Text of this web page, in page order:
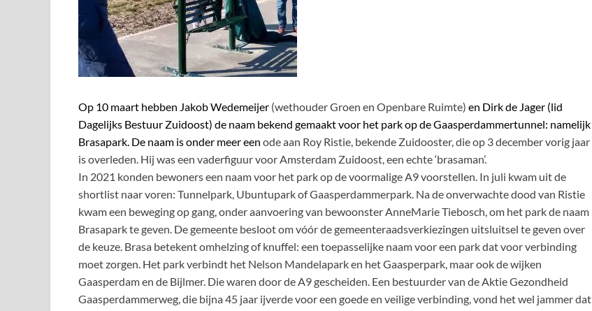
Op 10 maart hebben Jakob Wedemeijer (wethouder Groen en Openbare Ruimte) en Dirk de Jager (lid
Dagelijks Bestuur Zuidoost) de naam bekend gemaakt voor het park op de Gaasperdammertunnel: namelijk
Brasapark. De naam is onder meer een ode aan Roy Ristie, bekende Zuidooster, die op 3 december vorig jaar
is overleden. Hij was een vaderfiguur voor Amsterdam Zuidoost, een echte ‘brasaman’.
In 2021 konden bewoners een naam voor het park op de voormalige A9 voorstellen. In juli kwam uit de
shortlist naar voren: Tunnelpark, Ubuntupark of Gaasperdammerpark. Na de onverwachte dood van Ristie
kwam een beweging op gang, onder aanvoering van bewoonster AnneMarie Tiebosch, om het park de naam
Brasapark te geven. De gemeente besloot om vóór de gemeenteraadsverkiezingen uitsluitsel te geven over
de keuze. Brasa betekent omhelzing of knuffel: een toepasselijke naam voor een park dat voor verbinding
moet zorgen. Het park verbindt het Nelson Mandelapark en het Gaasperpark, maar ook de wijken
Gaasperdam en de Bijlmer. Die waren door de A9 gescheiden. Een bestuurder van de Aktie Gezondheid
Gaasperdammerweg, die bijna 45 jaar ijverde voor een goede en veilige verbinding, vond het wel jammer dat